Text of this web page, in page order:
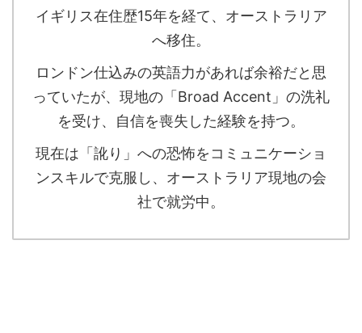
イギリス在住歴15年を経て、オーストラリア
へ移住。
ロンドン仕込みの英語力があれば余裕だと思
っていたが、現地の「Broad Accent」の洗礼
を受け、自信を喪失した経験を持つ。
現在は「訛り」への恐怖をコミュニケーショ
ンスキルで克服し、オーストラリア現地の会
社で就労中。